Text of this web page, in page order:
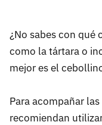
¿No sabes con qué
como la tártara o
mejor es el
Para acompañar
recomiendan